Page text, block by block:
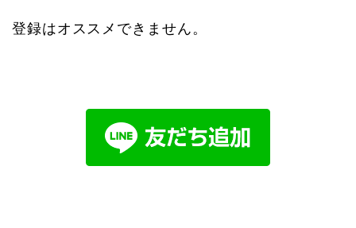
登録はオススメできません。